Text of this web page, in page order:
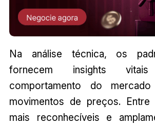
Na análise técnica, os
fornecem insights
comportamento do
movimentos de preços.
mais reconhecíveis e